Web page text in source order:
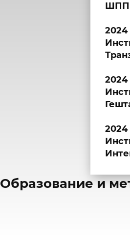
ШПП
2024
2024
2024
​Образование и